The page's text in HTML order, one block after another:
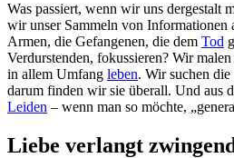
Was passiert, wenn wir uns dergestalt
wir unser Sammeln von Informationen
Armen, die Gefangenen, die dem Tod
Verdurstenden, fokussieren? Wir
in allem Umfang leben. Wir suchen
darum finden wir sie überall. Und aus
Leiden – wenn man so möchte,
Liebe verlangt